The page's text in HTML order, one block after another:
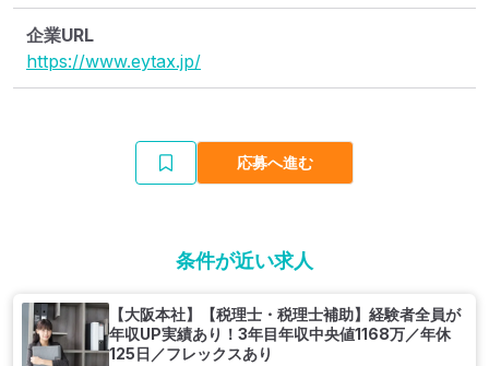
企業URL
https://www.eytax.jp/
応募へ進む
条件が近い求人
【大阪本社】【税理士・税理士補助】経験者全員が
年収UP実績あり！3年目年収中央値1168万／年休
125日／フレックスあり